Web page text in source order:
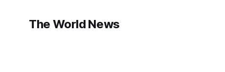
The World News